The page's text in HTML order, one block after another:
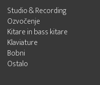
Studio & Recording
Ozvočenje
Kitare in bass kitare
Klaviature
Bobni
Ostalo